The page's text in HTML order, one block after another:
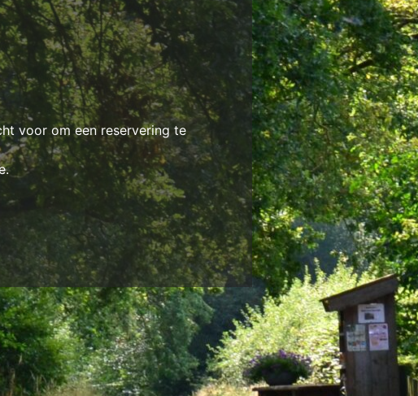
voor om een reservering te